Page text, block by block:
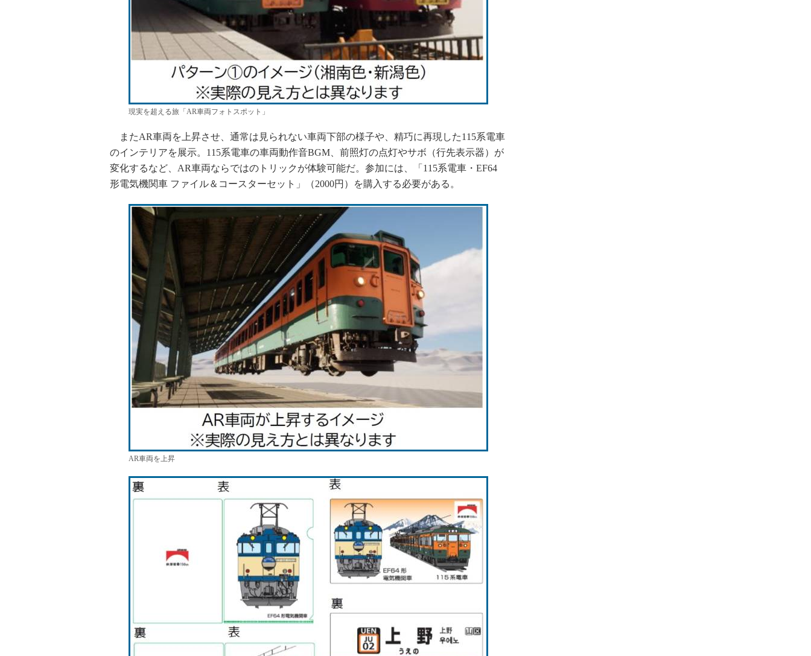
現実を超える旅「AR車両フォトスポット」
またAR車両を上昇させ、通常は見られない車両下部の様子や、精巧に再現した115系電車
のインテリアを展示。115系電車の車両動作音BGM、前照灯の点灯やサボ（行先表示器）が
変化するなど、AR車両ならではのトリックが体験可能だ。参加には、「115系電車・EF64
形電気機関車 ファイル＆コースターセット」（2000円）を購入する必要がある。
AR車両を上昇